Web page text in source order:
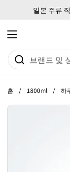
일본 주류
메뉴 열기
홈 / 1800ml / 하